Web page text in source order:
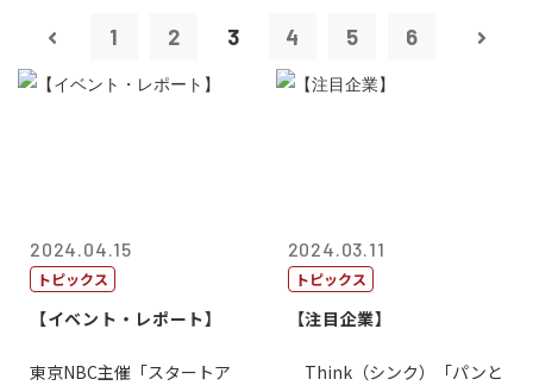
1 2 3 4 5 6
2024.04.15
トピックス
【イベント・レポート】
東京NBC主催「スタートア
2024.03.11
トピックス
【注目企業】
Think（シンク）「パンと